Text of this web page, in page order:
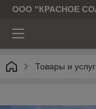
ООО "КРАСНОЕ
Товары и